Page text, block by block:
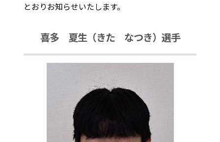
とおりお知らせいたします。
喜多 夏生（きた なつき）選手